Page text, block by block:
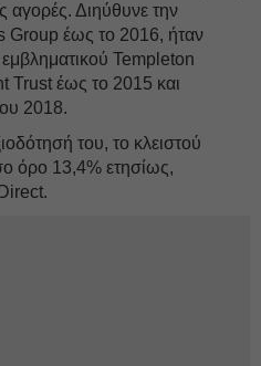
αγορές. Διηύθυνε την
έως το 2016, ήταν
εμβληματικού Templeton
Trust έως το 2015 και
2018.
του, το κλειστού
όρο 13,4% ετησίως,